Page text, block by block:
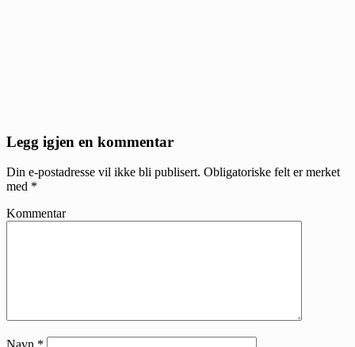
Reader
Legg igjen en kommentar
Din e-postadresse vil ikke bli publisert. Obligatoriske felt er merket
med *
Kommentar